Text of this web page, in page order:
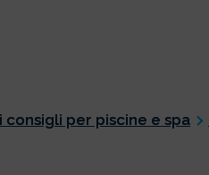
consigli per piscine e spa